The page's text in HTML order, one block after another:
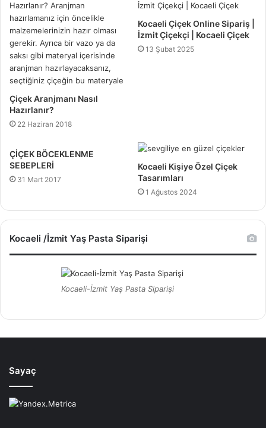
Çiçek Aranjmanı Nasıl
Hazırlanır?
22 Haziran 2018
Kocaeli Çiçek Online Sipariş |
İzmit Çiçekçi | Kocaeli Çiçek
13 Şubat 2025
ÇİÇEK BÖCEKLENME
SEBEPLERİ
31 Mart 2017
Kocaeli Kişiye Özel Çiçek
Tasarımları
1 Ağustos 2024
Kocaeli /İzmit Yaş Pasta Siparişi
Kocaeli-İzmit Yaş Pasta Siparişi
Sayaç